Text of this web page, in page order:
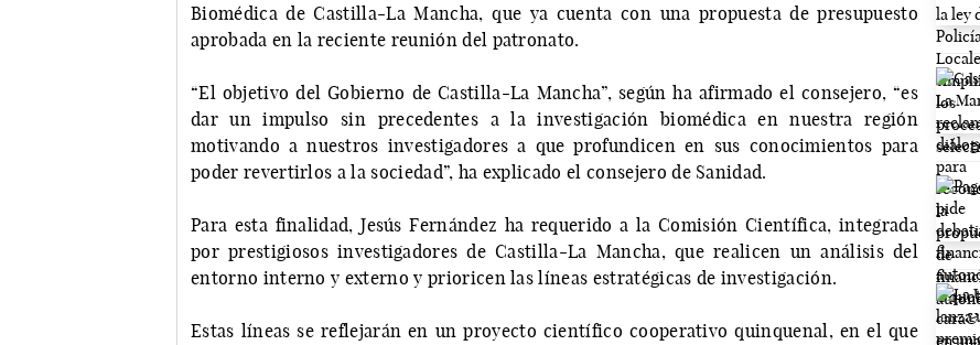
Biomédica de Castilla-La Mancha, que ya cuenta con una propuesta de presupuesto
aprobada en la reciente reunión del patronato.
“El objetivo del Gobierno de Castilla-La Mancha”, según ha afirmado el consejero, “es
dar un impulso sin precedentes a la investigación biomédica en nuestra región
motivando a nuestros investigadores a que profundicen en sus conocimientos para
poder revertirlos a la sociedad”, ha explicado el consejero de Sanidad.
Para esta finalidad, Jesús Fernández ha requerido a la Comisión Científica, integrada
por prestigiosos investigadores de Castilla-La Mancha, que realicen un análisis del
entorno interno y externo y prioricen las líneas estratégicas de investigación.
Estas líneas se reflejarán en un proyecto científico cooperativo quinquenal, en el que